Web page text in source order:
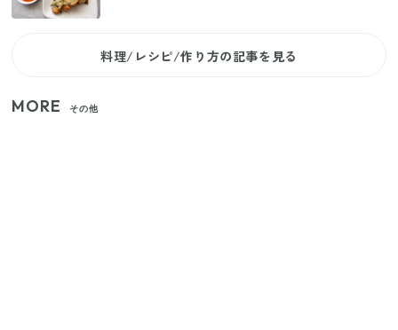
料理/レシピ/作り方の記事を見る
MORE その他